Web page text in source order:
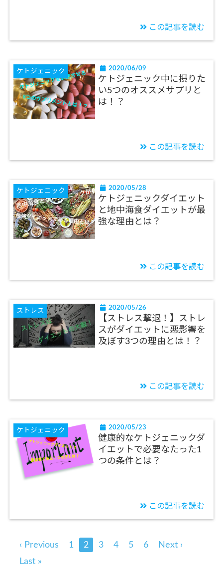
この記事を読む
ケトジェニック 2020/06/09
ケトジェニック中に摂りた
い5つのオススメサプリと
は！？
この記事を読む
ケトジェニック 2020/05/28
ケトジェニックダイエット
と地中海食ダイエットが最
強な理由とは？
この記事を読む
ストレス 2020/05/26
【ストレス撃退！】ストレ
スがダイエットに悪影響を
及ぼす3つの理由とは！？
この記事を読む
ケトジェニック 2020/05/23
健康的なケトジェニックダ
イエットで必要なたった1
つの条件とは？
この記事を読む
‹ Previous 1 2 3 4 5 6
Next ›
Last »